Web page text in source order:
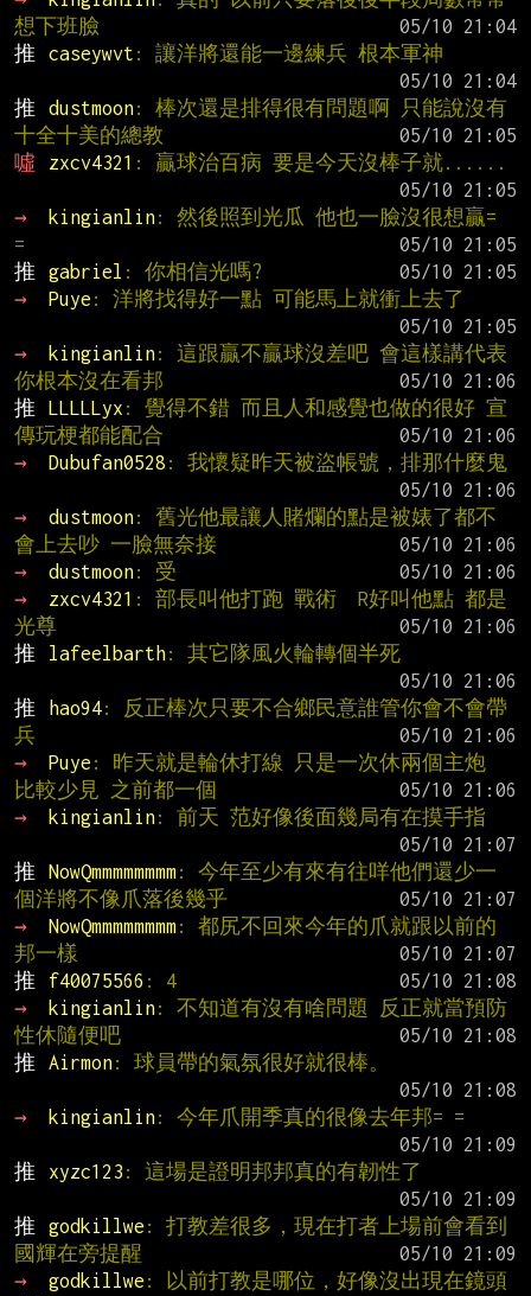
想下班臉
推
caseywvt : 讓洋將還能一邊練兵 根本軍神
推
dustmoon: 棒次還是排得很有問題啊 只能說沒有
十全十美的總教
噓
zxcv4321 : 贏球治百病 要是今天沒棒子就......
→
kingianlin: 然後照到光瓜 他也一臉沒很想贏=
=
推
gabriel : 你相信光嗎?
→
Puye : 洋將找得好一點 可能馬上就衝上去了
→
kingianlin: 這跟贏不贏球沒差吧 會這樣講代表
你根本沒在看邦
推
LLLLLyx : 覺得不錯 而且人和感覺也做的很好 宣
傳玩梗都能配合
→
Dubufan0528 : 我懷疑昨天被盜帳號，排那什麼鬼
→
dustmoon: 舊光他最讓人賭爛的點是被婊了都不
會上去吵 一臉無奈接
→
dustmoon: 受
→
zxcv4321 : 部長叫他打跑 戰術  R好叫他點 都是
光尊
推
lafeelbarth: 其它隊風火輪轉個半死
推
hao94: 反正棒次只要不合鄉民意誰管你會不會帶
兵
→
Puye : 昨天就是輪休打線 只是一次休兩個主炮
比較少見 之前都一個
→
kingianlin: 前天 范好像後面幾局有在摸手指
推
NowQmmmmmmmm: 今年至少有來有往咩他們還少一
個洋將不像爪落後幾乎
→
NowQmmmmmmmm: 都尻不回來今年的爪就跟以前的
邦一樣
推
f40075566 : 4
→
kingianlin: 不知道有沒有啥問題 反正就當預防
性休隨便吧
推
Airmon: 球員帶的氣氛很好就很棒。
→
kingianlin: 今年爪開季真的很像去年邦= =
推
xyzc123 : 這場是證明邦邦真的有韌性了
推
godkillwe : 打教差很多，現在打者上場前會看到
國輝在旁提醒
→
godkillwe : 以前打教是哪位，好像沒出現在鏡頭